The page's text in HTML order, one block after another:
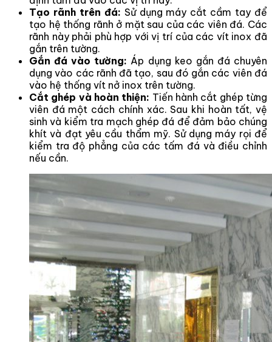
Tạo rãnh trên đá: Sử dụng máy cắt cầm tay để
tạo hệ thống rãnh ở mặt sau của các viên đá. Các
rãnh này phải phù hợp với vị trí của các vít inox đã
gắn trên tường.
Gắn đá vào tường:Áp dụng keo gắn đá chuyên
dụng vào các rãnh đã tạo, sau đó gắn các viên đá
vào hệ thống vít nở inox trên tường.
Cắt ghép và hoàn thiện: Tiến hành cắt ghép từng
viên đá một cách chính xác. Sau khi hoàn tất, vệ
sinh và kiểm tra mạch ghép đá để đảm bảo chúng
khít và đạt yêu cầu thẩm mỹ. Sử dụng máy rọi để
kiểm tra độ phẳng của các tấm đá và điều chỉnh
nếu cần.